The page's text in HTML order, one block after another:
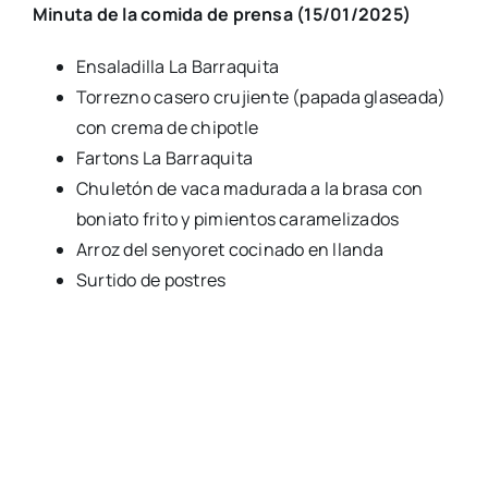
Minu­ta de la comi­da de pren­sa (15/01/2025)
Ensa­la­di­lla La Barra­qui­ta
Torrezno case­ro cru­jien­te (papa­da gla­sea­da)
con cre­ma de chi­potle
Far­tons La Barra­qui­ta
Chu­le­tón de vaca madu­ra­da a la bra­sa con
bonia­to fri­to y pimien­tos cara­me­li­za­dos
Arroz del sen­yo­ret coci­na­do en llan­da
Sur­ti­do de pos­tres